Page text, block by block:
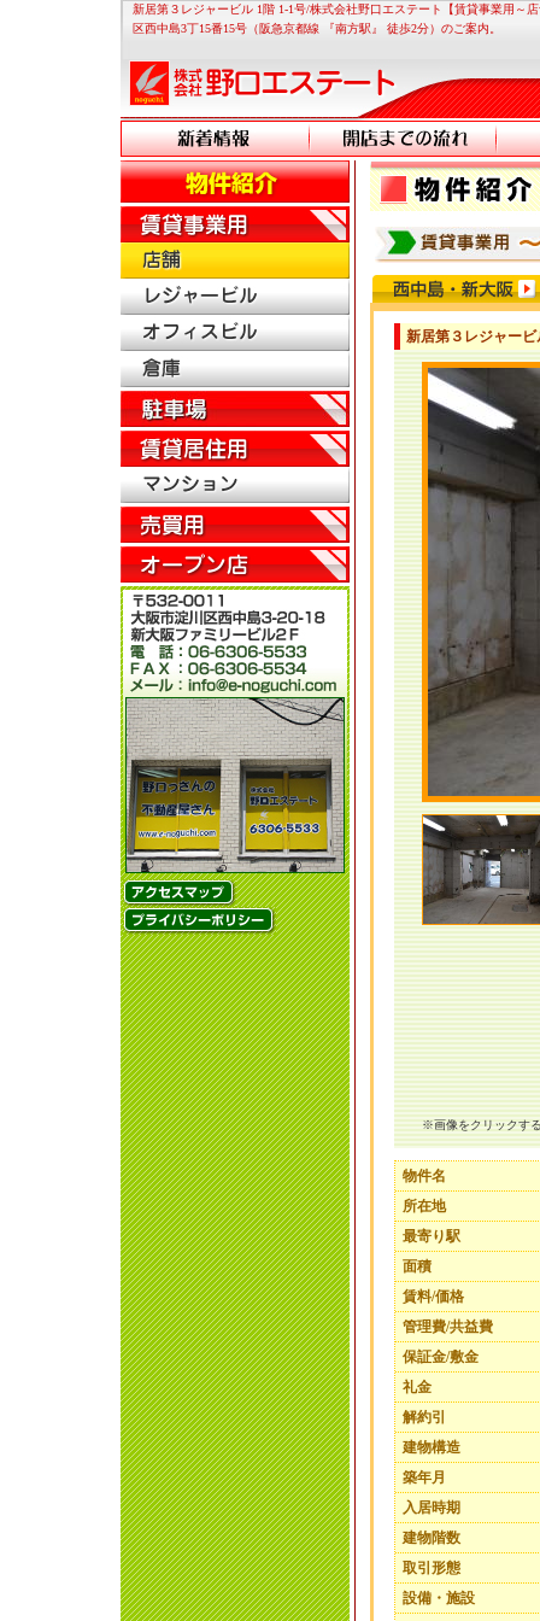
新居第３レジャービル 1階 1-1号/株式会社野口エステート【賃貸事業用～
区西中島3丁15番15号（阪急京都線 『南方駅』 徒歩2分）のご案内。
新居第３レジャービ
※画像をクリックす
物件名
所在地
最寄り駅
面積
賃料/価格
管理費/共益費
保証金/敷金
礼金
解約引
建物構造
築年月
入居時期
建物階数
取引形態
設備・施設